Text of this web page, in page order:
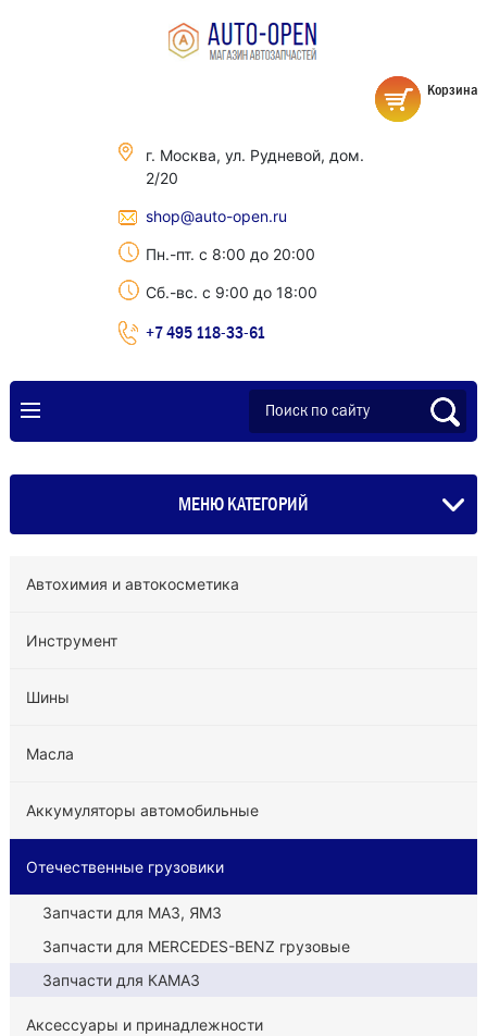
г. Москва, ул. Рудневой, дом.
2/20
shop@auto-open.ru
Пн.-пт. с 8:00 до 20:00
Сб.-вс. с 9:00 до 18:00
+7 495 118-33-61
Корзина
МЕНЮ КАТЕГОРИЙ
Автохимия и автокосметика
Инструмент
Шины
Масла
Аккумуляторы автомобильные
Отечественные грузовики
Запчасти для МАЗ, ЯМЗ
Запчасти для MERCEDES-BENZ грузовые
Запчасти для КАМАЗ
Аксессуары и принадлежности